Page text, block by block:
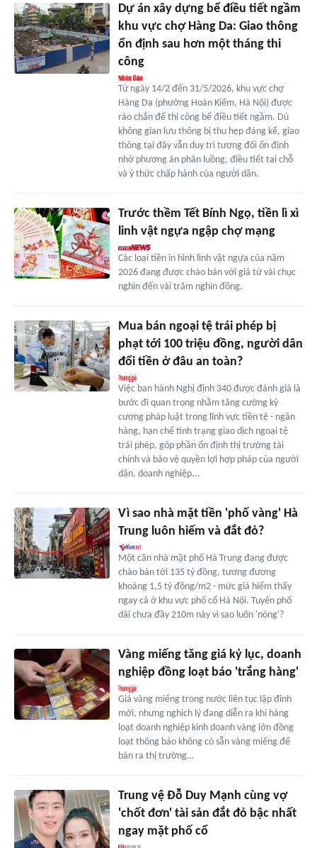
Dự án xây dựng bể điều tiết ngầm
khu vực chợ Hàng Da: Giao thông
ổn định sau hơn một tháng thi
công
Từ ngày 14/2 đến 31/5/2026, khu vực chợ
Hàng Da (phường Hoàn Kiếm, Hà Nội) được
rào chắn để thi công bể điều tiết ngầm. Dù
không gian lưu thông bị thu hẹp đáng kể, giao
thông tại đây vẫn duy trì tương đối ổn định
nhờ phương án phân luồng, điều tiết tại chỗ
và ý thức chấp hành của người dân.
Trước thềm Tết Bính Ngọ, tiền lì xì
linh vật ngựa ngập chợ mạng
Các loại tiền in hình linh vật ngựa của năm
2026 đang được chào bán với giá từ vài chục
nghìn đến vài trăm nghìn đồng.
Mua bán ngoại tệ trái phép bị
phạt tới 100 triệu đồng, người dân
đổi tiền ở đâu an toàn?
Việc ban hành Nghị định 340 được đánh giá là
bước đi quan trọng nhằm tăng cường kỷ
cương pháp luật trong lĩnh vực tiền tệ - ngân
hàng, hạn chế tình trạng giao dịch ngoại tệ
trái phép, góp phần ổn định thị trường tài
chính và bảo vệ quyền lợi hợp pháp của người
dân, doanh nghiệp...
Vì sao nhà mặt tiền 'phố vàng' Hà
Trung luôn hiếm và đắt đỏ?
Một căn nhà mặt phố Hà Trung đang được
chào bán tới 135 tỷ đồng, tương đương
khoảng 1,5 tỷ đồng/m2 - mức giá hiếm thấy
ngay cả ở khu vực phố cổ Hà Nội. Tuyến phố
dài chưa đầy 210m này vì sao luôn 'nóng'?
Vàng miếng tăng giá kỷ lục, doanh
nghiệp đồng loạt báo 'trắng hàng'
Giá vàng miếng trong nước liên tục lập đỉnh
mới, nhưng nghịch lý đang diễn ra khi hàng
loạt doanh nghiệp kinh doanh vàng lớn đồng
loạt thông báo không có sẵn vàng miếng để
bán ra thị trường…
Trung vệ Đỗ Duy Mạnh cùng vợ
'chốt đơn' tài sản đắt đỏ bậc nhất
ngay mặt phố cổ